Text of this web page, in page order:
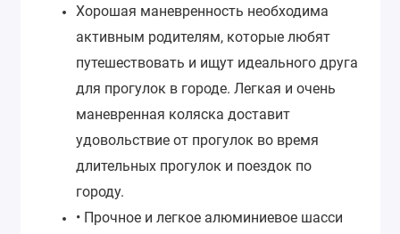
Хорошая маневренность необходима
активным родителям, которые любят
путешествовать и ищут идеального друга
для прогулок в городе. Легкая и очень
маневренная коляска доставит
удовольствие от прогулок во время
длительных прогулок и поездок по
городу.
• Прочное и легкое алюминиевое шасси